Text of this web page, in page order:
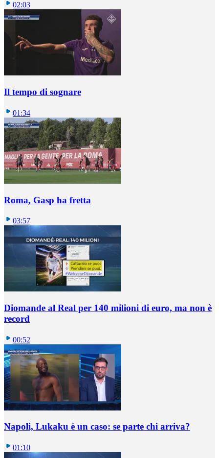
02:03
Il tempo di sognare
01:34
Roma, Gasp ha fretta
03:57
Diomande al Real per 140 milioni di euro, ma non è
record
00:52
Napoli, Lukaku è un caso: se parte chi arriva?
01:10